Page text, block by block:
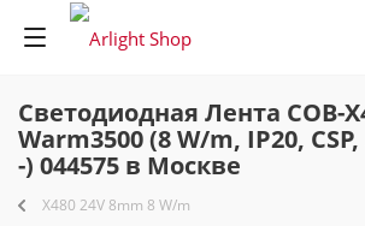
Светодиодная Лента COB-
Warm3500 (8 W/m, IP20,
-) 044575 в Москве
X480 24V 8mm 8 W/m